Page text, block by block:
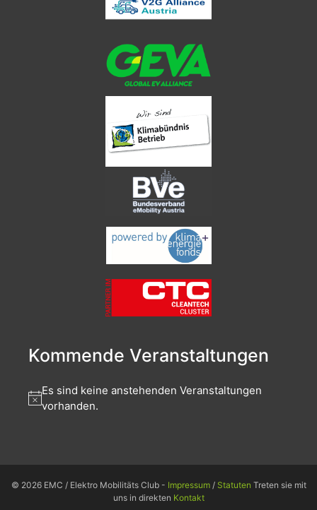
Kommende Veranstaltungen
Es sind keine anstehenden Veranstaltungen
vorhanden.
© 2026 EMC / Elektro Mobilitäts Club - Impressum/ Statuten Treten sie mit
uns in direkten Kontakt